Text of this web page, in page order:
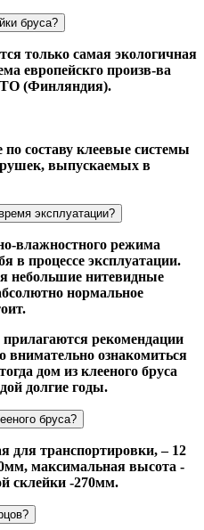
бруса?
только самая экологичная
европейскго произв-ва
(Финляндия).
составу клеевые системы
выпускаемых в
эксплуатации?
влажностного режима
в процессе эксплуатации.
небольшие нитевидные
нормальное
прилагаются рекомендации
внимательно ознакомиться
дом из клееного бруса
долгие годы.
бруса?
для транспортировки, – 12
максимальная высота -
склейки -270мм.